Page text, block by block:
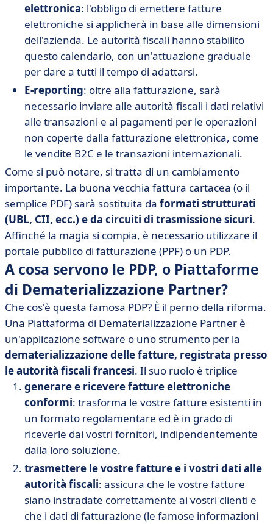
elettronica: l'obbligo di emettere fatture
elettroniche si applicherà in base alle dimensioni
dell'azienda. Le autorità fiscali hanno stabilito
questo calendario, con un'attuazione graduale
per dare a tutti il tempo di adattarsi.
E-reporting: oltre alla fatturazione, sarà
necessario inviare alle autorità fiscali i dati relativi
alle transazioni e ai pagamenti per le operazioni
non coperte dalla fatturazione elettronica, come
le vendite B2C e le transazioni internazionali.
Come si può notare, si tratta di un cambiamento
importante. La buona vecchia fattura cartacea (o il
semplice PDF) sarà sostituita da formati strutturati
(UBL, CII, ecc.) e da circuiti di trasmissione sicuri.
Affinché la magia si compia, è necessario utilizzare il
portale pubblico di fatturazione (PPF) o un PDP.
A cosa servono le PDP, o Piattaforme
di Dematerializzazione Partner?
Che cos'è questa famosa PDP? È il perno della riforma.
Una Piattaforma di Dematerializzazione Partner è
un'applicazione software o uno strumento per la
dematerializzazione delle fatture, registrata presso
le autorità fiscali francesi. Il suo ruolo è triplice
generare e ricevere fatture elettroniche
conformi: trasforma le vostre fatture esistenti in
un formato regolamentare ed è in grado di
riceverle dai vostri fornitori, indipendentemente
dalla loro soluzione.
trasmettere le vostre fatture e i vostri dati alle
autorità fiscali: assicura che le vostre fatture
siano instradate correttamente ai vostri clienti e
che i dati di fatturazione (le famose informazioni